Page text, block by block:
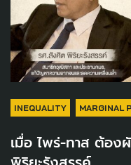
INEQUALITY MARGINAL
เมื่อ ไพร่-ทาส ต้อ